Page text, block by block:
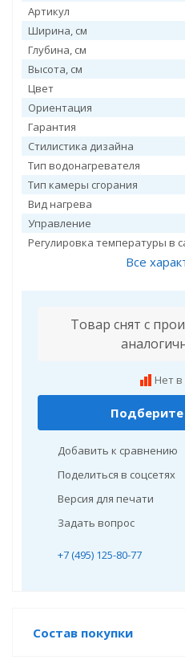
Артикул
Ширина, см
Глубина, см
Высота, см
Цвет
Ориентация
Гарантия
Стилистика дизайна
Тип водонагревателя
Тип камеры сгорания
Вид нагрева
Управление
Регулировка температуры в
Все
Товар снят с
Нет
Подберите
Добавить к сравнению
Поделиться в соцсетях
Версия для печати
Задать вопрос
+7 (495) 125-80-77
Состав покупки